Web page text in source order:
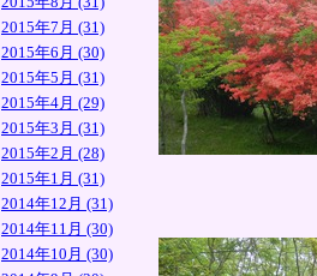
2015年7月 (31)
2015年6月 (30)
2015年5月 (31)
2015年4月 (29)
2015年3月 (31)
2015年2月 (28)
2015年1月 (31)
2014年12月 (31)
2014年11月 (30)
2014年10月 (30)